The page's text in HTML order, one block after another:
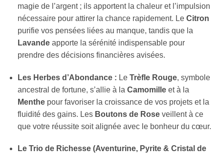
magie de l’argent ; ils apportent la chaleur et l’impulsion
nécessaire pour attirer la chance rapidement. Le Citron
purifie vos pensées liées au manque, tandis que la
Lavandeapporte la sérénité indispensable pour
prendre des décisions financières avisées.
Les Herbes d’Abondance : Le Trèfle Rouge, symbole
ancestral de fortune, s’allie à la Camomilleet à la
Menthepour favoriser la croissance de vos projets et la
fluidité des gains. Les Boutons de Roseveillent à ce
que votre réussite soit alignée avec le bonheur du cœur.
Le Trio de Richesse (Aventurine, Pyrite & Cristal de